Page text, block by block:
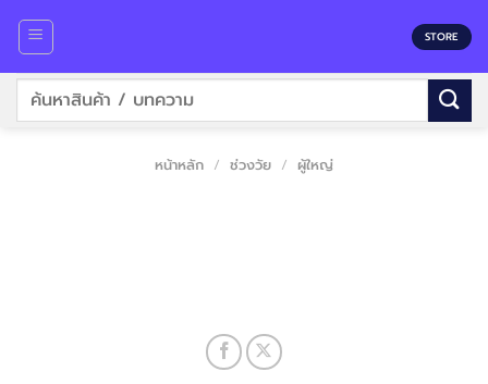
content
STORE
ค้นหา:
หน้าหลัก / ช่วงวัย / ผู้ใหญ่